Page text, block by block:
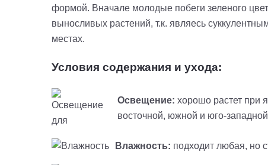
формой. Вначале молодые побеги зеленого
выносливых растений, т.к. являесь
местах.
Условия содержания и ухода:
Освещение: хорошо растет при
восточной, южной и юго-
Влажность: подходит любая, но